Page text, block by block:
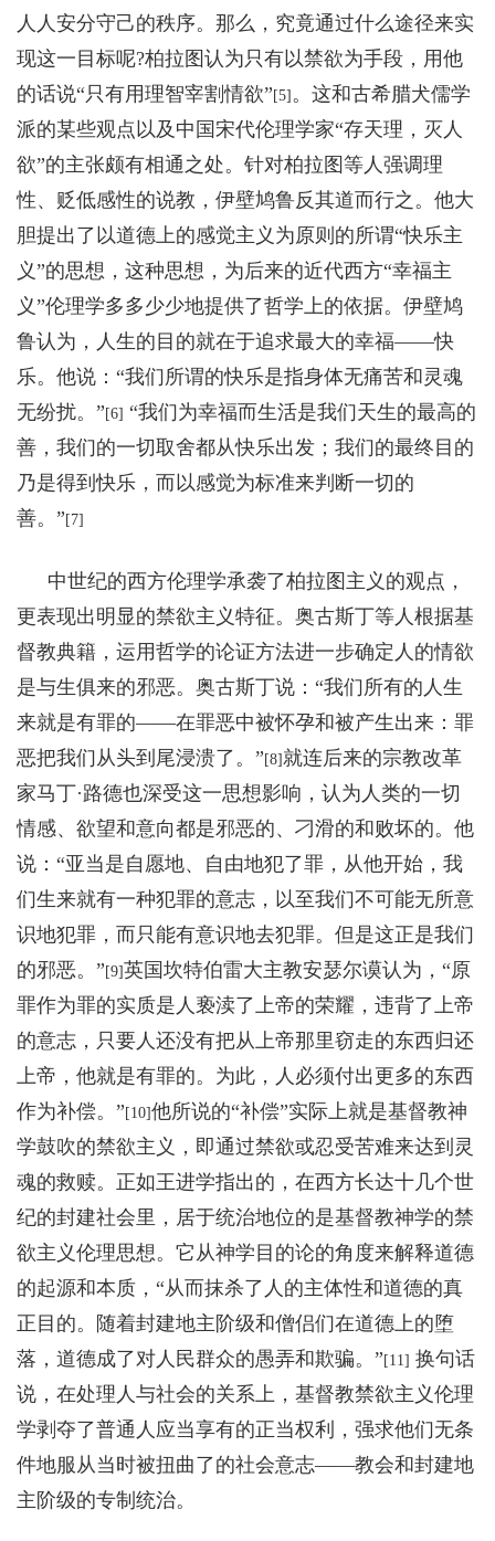
人人安分守己的秩序。那么，究竟通过什么途径来实
现这一目标呢?柏拉图认为只有以禁欲为手段，用他
的话说“只有用理智宰割情欲” [5] 。这和古希腊犬儒学
派的某些观点以及中国宋代伦理学家“存天理，灭人
欲”的主张颇有相通之处。针对柏拉图等人强调理
性、贬低感性的说教，伊壁鸠鲁反其道而行之。他大
胆提出了以道德上的感觉主义为原则的所谓“快乐主
义”的思想，这种思想，为后来的近代西方“幸福主
义”伦理学多多少少地提供了哲学上的依据。伊壁鸠
鲁认为，人生的目的就在于追求最大的幸福——快
乐。他说：“我们所谓的快乐是指身体无痛苦和灵魂
无纷扰。” [6] “我们为幸福而生活是我们天生的最高的
善，我们的一切取舍都从快乐出发；我们的最终目的
乃是得到快乐，而以感觉为标准来判断一切的
善。” [7]
中世纪的西方伦理学承袭了柏拉图主义的观点，
更表现出明显的禁欲主义特征。奥古斯丁等人根据基
督教典籍，运用哲学的论证方法进一步确定人的情欲
是与生俱来的邪恶。奥古斯丁说：“我们所有的人生
来就是有罪的——在罪恶中被怀孕和被产生出来：罪
恶把我们从头到尾浸溃了。” [8]就连后来的宗教改革
家马丁·路德也深受这一思想影响，认为人类的一切
情感、欲望和意向都是邪恶的、刁滑的和败坏的。他
说：“亚当是自愿地、自由地犯了罪，从他开始，我
们生来就有一种犯罪的意志，以至我们不可能无所意
识地犯罪，而只能有意识地去犯罪。但是这正是我们
的邪恶。” [9]英国坎特伯雷大主教安瑟尔谟认为，“原
罪作为罪的实质是人亵渎了上帝的荣耀，违背了上帝
的意志，只要人还没有把从上帝那里窃走的东西归还
上帝，他就是有罪的。为此，人必须付出更多的东西
作为补偿。” [10]他所说的“补偿”实际上就是基督教神
学鼓吹的禁欲主义，即通过禁欲或忍受苦难来达到灵
魂的救赎。正如王进学指出的，在西方长达十几个世
纪的封建社会里，居于统治地位的是基督教神学的禁
欲主义伦理思想。它从神学目的论的角度来解释道德
的起源和本质，“从而抹杀了人的主体性和道德的真
正目的。随着封建地主阶级和僧侣们在道德上的堕
落，道德成了对人民群众的愚弄和欺骗。” [11] 换句话
说，在处理人与社会的关系上，基督教禁欲主义伦理
学剥夺了普通人应当享有的正当权利，强求他们无条
件地服从当时被扭曲了的社会意志——教会和封建地
主阶级的专制统治。